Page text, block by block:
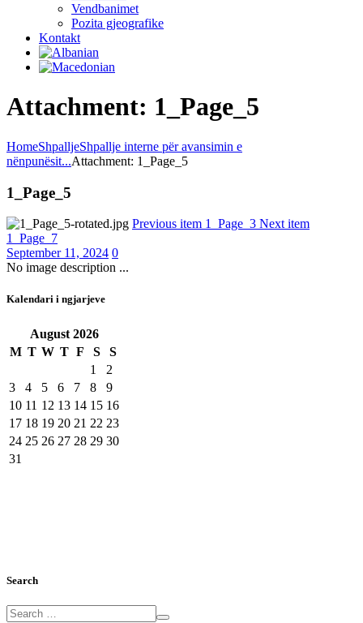
Vendbanimet
Pozita gjeografike
Kontakt
Attachment: 1_Page_5
HomeShpalljeShpallje interne për avansimin e
nënpunësit...Attachment: 1_Page_5
1_Page_5
Previous item 1_Page_3 Next item
1_Page_7
September 11, 2024 0
No image description ...
Kalendari i ngjarjeve
August 2026
M T W T F S
S
1
2
3
4 5 6 7 8
9
10 11 12 13 14 15 16
17 18 19 20 21 22 23
24 25 26 27 28 29 30
31
Search